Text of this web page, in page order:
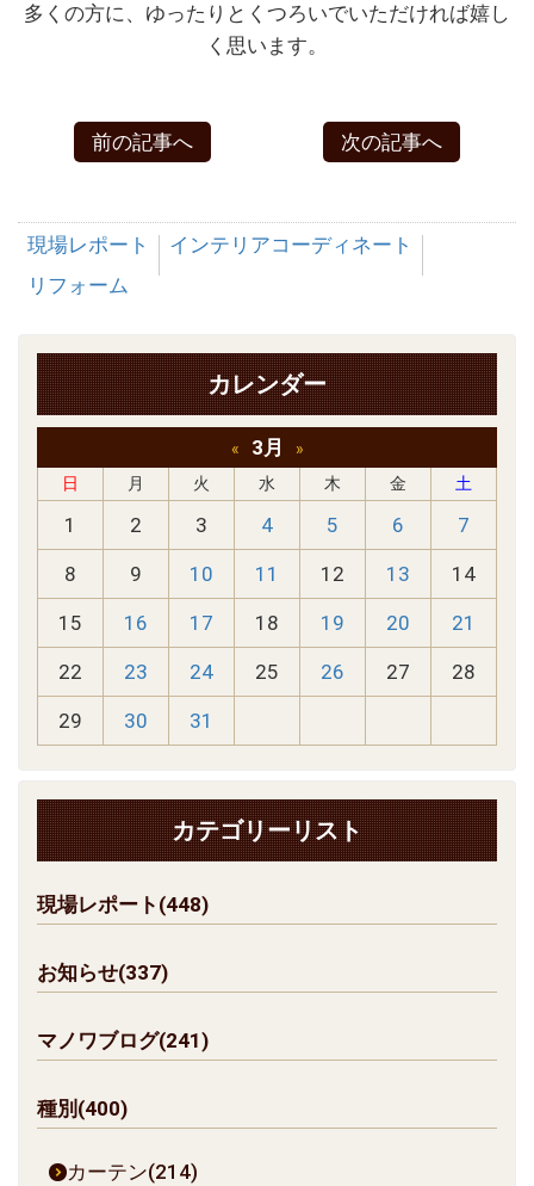
多くの方に、ゆったりとくつろいでいただければ嬉し
く思います。
前の記事へ 次の記事へ
現場レポート
インテリアコーディネート
リフォーム
カレンダー
« 3月
»
日
月 火 水 木 金 土
1 2 3 4 5 6 7
8 9 10 11 12 13 14
15 16 17 18 19 20 21
22 23 24 25 26 27 28
29 30 31
カテゴリーリスト
現場レポート(448)
お知らせ(337)
マノワブログ(241)
種別(400)
カーテン(214)